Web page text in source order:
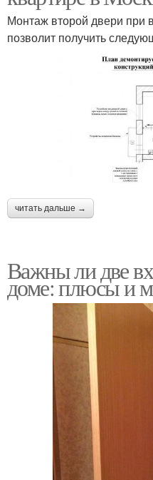
Монтаж второй двери при
позволит получить
читать дальше →
Важны ли две
доме: плюсы и